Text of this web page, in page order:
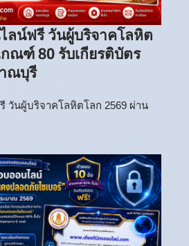
ลน์ฟรี วันผู้บริจาคโลหิต
กณฑ์ 80 รับเกียรติบัตร
ณบุรี
วันผู้บริจาคโลหิตโลก 2569 ผ่าน